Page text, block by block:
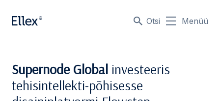
Otsi Menüü
Supernode Global investeeris
tehisintellekti-põhisesse